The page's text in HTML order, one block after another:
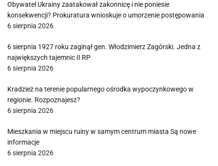
Obywatel Ukrainy zaatakował zakonnicę i nie poniesie
konsekwencji? Prokuratura wnioskuje o umorzenie postępowania
6 sierpnia 2026
6 sierpnia 1927 roku zaginął gen. Włodzimierz Zagórski. Jedna z
największych tajemnic II RP
6 sierpnia 2026
Kradzież na terenie popularnego ośrodka wypoczynkowego w
regionie. Rozpoznajesz?
6 sierpnia 2026
Mieszkania w miejscu ruiny w samym centrum miasta Są nowe
informacje
6 sierpnia 2026